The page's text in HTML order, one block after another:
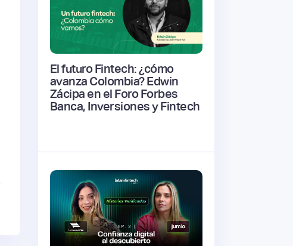
El futuro Fintech: ¿cómo
avanza Colombia? Edwin
Zácipa en el Foro Forbes
Banca, Inversiones y Fintech